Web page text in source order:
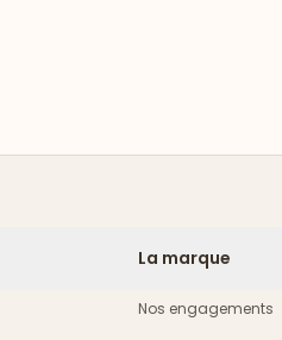
La marque
Nos engagements